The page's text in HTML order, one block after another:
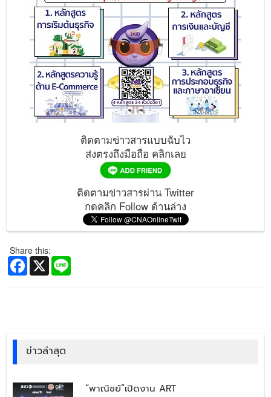
ติดตามข่าวสารแบบฉับไว
ส่งตรงถึงมือถือ คลิกเลย
ติดตามข่าวสารผ่าน Twitter
กดคลิก Follow ด้านล่าง
Share this:
Facebook
X
ข่าวล่าสุด
​“พาณิชย์”เปิดงาน ART